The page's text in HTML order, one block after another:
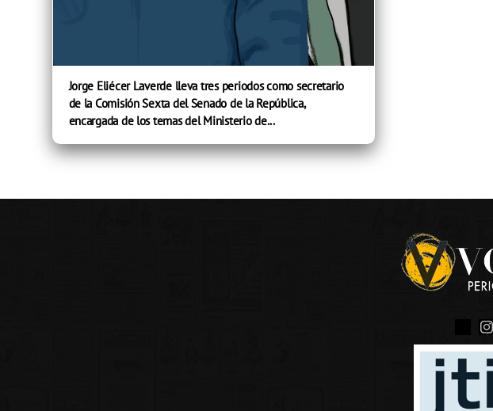
Jorge Eliécer Laverde lleva tres periodos como secretario
de la Comisión Sexta del Senado de la República,
encargada de los temas del Ministerio de...